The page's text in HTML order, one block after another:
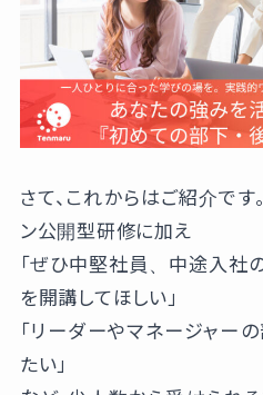
さて、これからはご紹介で
ン公開型研修に加え
「ぜひ中堅社員、中途入社
を開講してほしい」
「リーダーやマネージャー
たい」